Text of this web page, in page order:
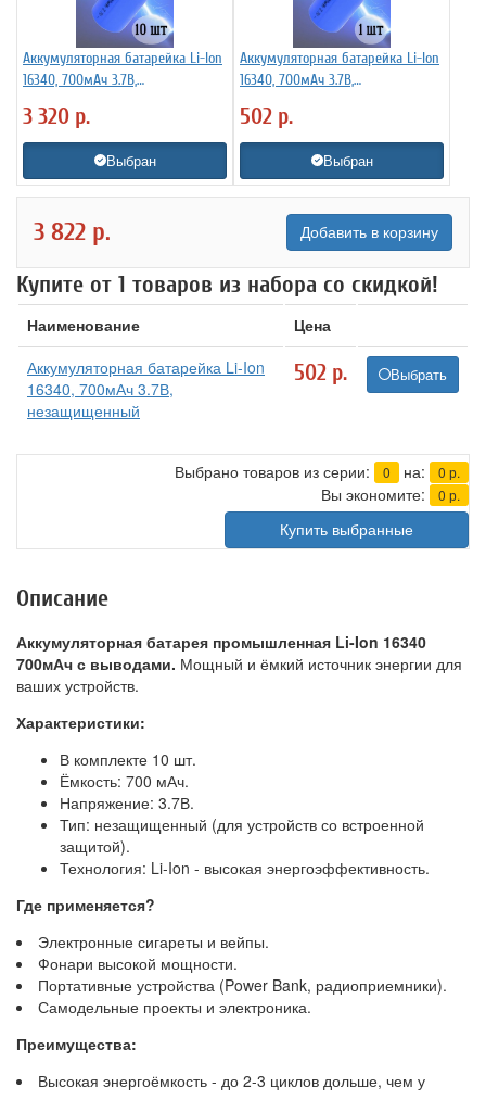
Аккумуляторная батарейка Li-Ion
16340, 700мАч 3.7В,
3 320 р.
Выбран
Аккумуляторная батарейка Li-Ion
16340, 700мАч 3.7В,
502 р.
Выбран
3 822 р. Добавить в корзину
Купите от 1 товаров из набора со скидкой!
Наименование
Цена
Аккумуляторная батарейка Li-Ion
16340, 700мАч 3.7В,
незащищенный
502 р. Выбрать
Выбрано товаров из серии: 0 на: 0 р.
Вы экономите: 0 р.
Купить выбранные
Описание
Аккумуляторная батарея промышленная Li-Ion 16340
700мАч с выводами. Мощный и ёмкий источник энергии для
ваших устройств.
Характеристики:
В комплекте 10 шт.
Ёмкость: 700 мАч.
Напряжение: 3.7В.
Тип: незащищенный (для устройств со встроенной
защитой).
Технология: Li-Ion - высокая энергоэффективность.
Где применяется?
Электронные сигареты и вейпы.
Фонари высокой мощности.
Портативные устройства (Power Bank, радиоприемники).
Самодельные проекты и электроника.
Преимущества:
Высокая энергоёмкость - до 2-3 циклов дольше, чем у